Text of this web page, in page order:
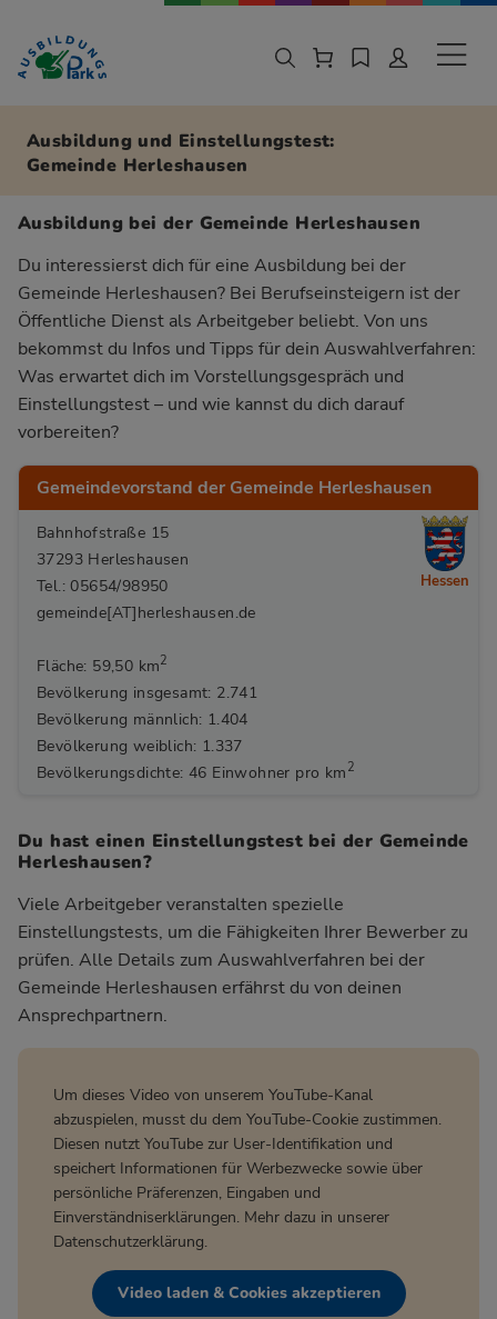
Zur Navigation springen
Zu den Hauptinhalten springen
Ausbildung und Einstellungstest:
Gemeinde Herleshausen
Ausbildung bei der Gemeinde Herleshausen
Du interessierst dich für eine Ausbildung bei der
Gemeinde Herleshausen? Bei Berufseinsteigern ist der
Öffentliche Dienst als Arbeitgeber beliebt. Von uns
bekommst du Infos und Tipps für dein Auswahlverfahren:
Was erwartet dich im Vorstellungsgespräch und
Einstellungstest – und wie kannst du dich darauf
vorbereiten?
Gemeindevorstand der Gemeinde Herleshausen
Bahnhofstraße 15
37293 Herleshausen
Tel.: 05654/98950
gemeinde[AT]herleshausen.de
Fläche: 59,50 km2
Bevölkerung insgesamt: 2.741
Bevölkerung männlich: 1.404
Bevölkerung weiblich: 1.337
Bevölkerungsdichte: 46 Einwohner pro km 2
Hessen
Du hast einen Einstellungstest bei der Gemeinde
Herleshausen?
Viele Arbeitgeber veranstalten spezielle
Einstellungstests, um die Fähigkeiten Ihrer Bewerber zu
prüfen. Alle Details zum Auswahlverfahren bei der
Gemeinde Herleshausen erfährst du von deinen
Ansprechpartnern.
Um dieses Video von unserem YouTube-Kanal
abzuspielen, musst du dem YouTube-Cookie zustimmen.
Diesen nutzt YouTube zur User-Identifikation und
speichert Informationen für Werbezwecke sowie über
persönliche Präferenzen, Eingaben und
Einverständniserklärungen. Mehr dazu in unserer
Datenschutzerklärung.
Video laden & Cookies akzeptieren